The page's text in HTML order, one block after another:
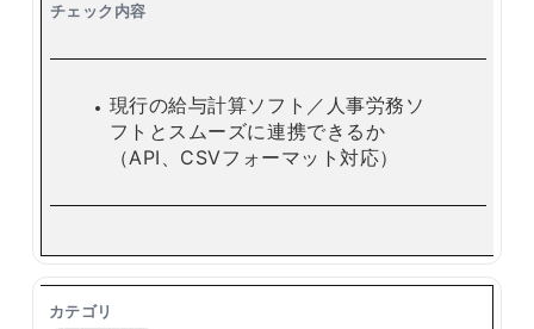
現行の給与計算ソフト／人事労務ソ
フトとスムーズに連携できるか
（API、CSVフォーマット対応）